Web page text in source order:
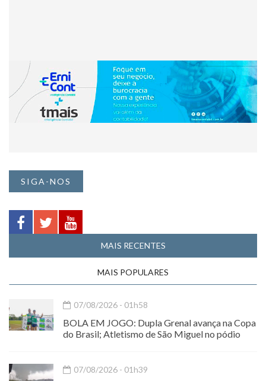
SIGA-NOS
MAIS RECENTES
MAIS POPULARES
07/08/2026 - 01h58
BOLA EM JOGO: Dupla Grenal avança na Copa
do Brasil; Atletismo de São Miguel no pódio
07/08/2026 - 01h39